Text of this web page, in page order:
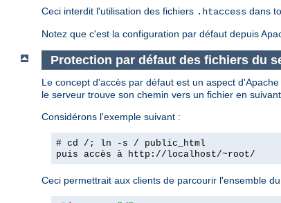
Ceci interdit l'utilisation des fichiers .htaccess dans
Notez que c'est la configuration par défaut depuis
Protection par défaut des fichiers du
Le concept d'accès par défaut est un aspect
le serveur trouve son chemin vers un fichier en
Considérons l'exemple suivant :
# cd /; ln -s / public_html
puis accès à http://localhost/~root/
Ceci permettrait aux clients de parcourir l'ensemble